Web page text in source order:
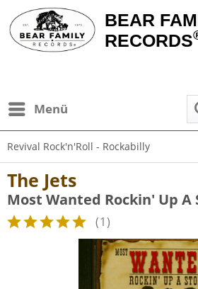
BEAR
RECORDS
Menü
Revival Rock'n'Roll - Rockabilly
The Jets
Most Wanted Rockin' Up A
(1)